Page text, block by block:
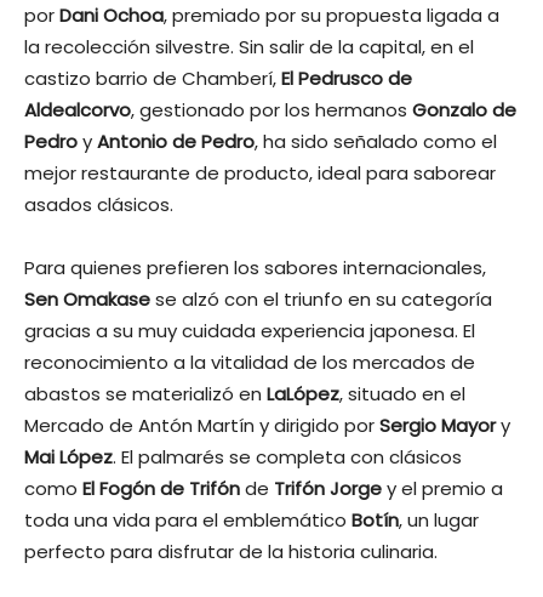
porDani Ochoa, premiado por su propuesta ligada a
la recolección silvestre. Sin salir de la capital, en el
castizo barrio de Chamberí,El Pedrusco de
Aldealcorvo, gestionado por los hermanos Gonzalo de
PedroyAntonio de Pedro, ha sido señalado como el
mejor restaurante de producto, ideal para saborear
asados clásicos.
Para quienes prefieren los sabores internacionales,
Sen Omakasese alzó con el triunfo en su categoría
gracias a su muy cuidada experiencia japonesa. El
reconocimiento a la vitalidad de los mercados de
abastos se materializó en LaLópez, situado en el
Mercado de Antón Martín y dirigido porSergio Mayory
Mai López. El palmarés se completa con clásicos
como El Fogón de Trifónde Trifón Jorgey el premio a
toda una vida para el emblemático Botín, un lugar
perfecto para disfrutar de la historia culinaria.